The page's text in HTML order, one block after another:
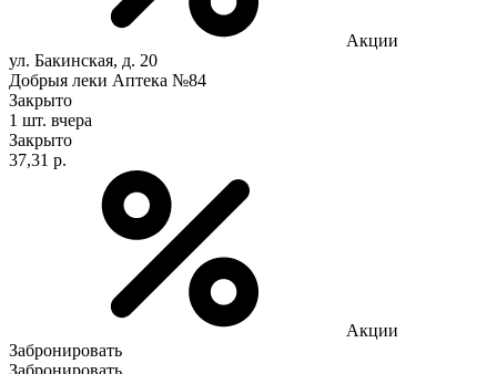
Акции
ул. Бакинская, д. 20
Добрыя леки Аптека №84
Закрыто
1 шт. вчера
Закрыто
37,31 р.
Акции
Забронировать
Забронировать